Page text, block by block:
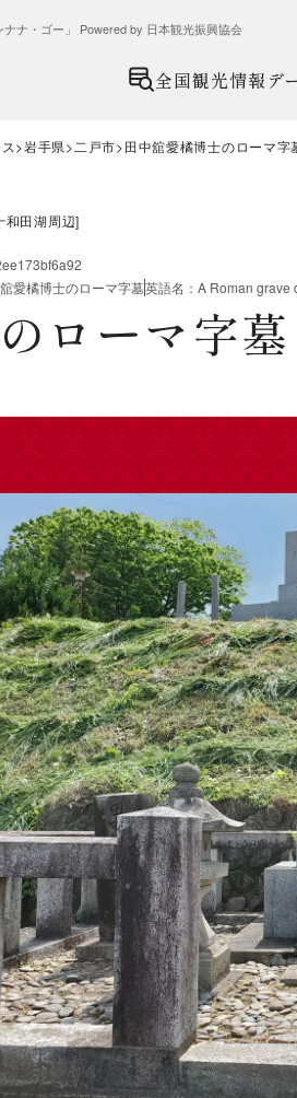
ナ・ゴー」 Powered by 日本観光振興協会
全国観光情報デ
岩手県 二戸市 田中舘愛橘博士のローマ字
和田湖周辺]
愛橘博士のローマ字墓英語名 ： A Roman grave
ローマ字墓